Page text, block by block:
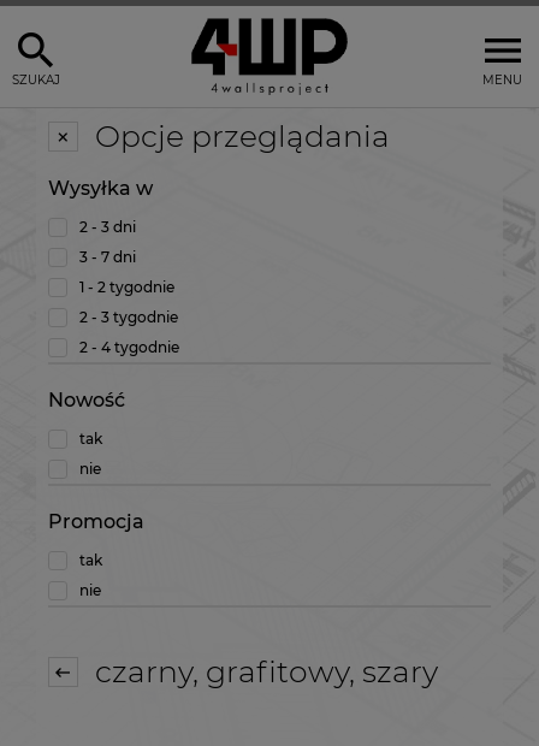
MENU
SZUKAJ
Opcje przeglądania
Wysyłka w
2 - 3 dni
3 - 7 dni
1 - 2 tygodnie
2 - 3 tygodnie
2 - 4 tygodnie
Nowość
tak
nie
Promocja
tak
nie
czarny, grafitowy, szary